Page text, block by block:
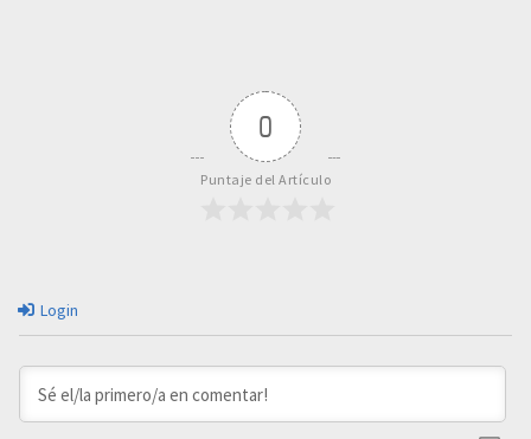
0
Puntaje del Artículo
Login